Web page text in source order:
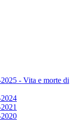
- Vita e morte di